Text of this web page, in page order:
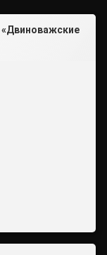
«Двиноважские